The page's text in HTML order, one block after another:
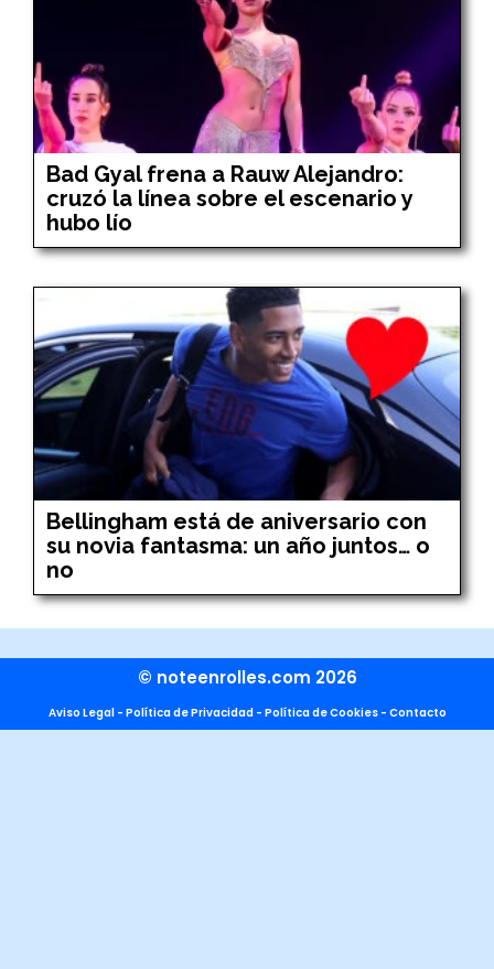
Bad Gyal frena a Rauw Alejandro:
cruzó la línea sobre el escenario y
hubo lío
Bellingham está de aniversario con
su novia fantasma: un año juntos… o
no
© noteenrolles.com 2026
Aviso Legal- Política de Privacidad- Política de Cookies- Contacto